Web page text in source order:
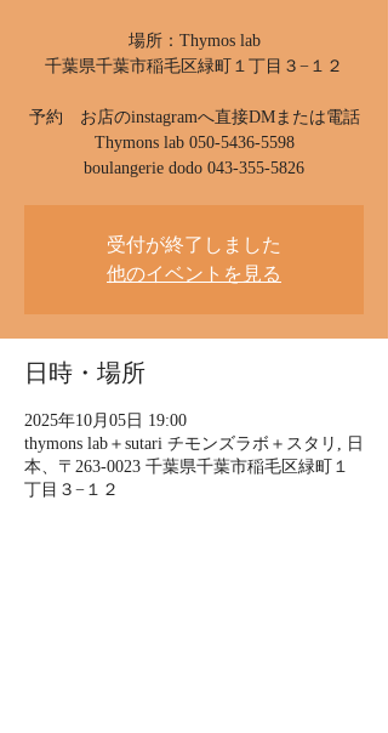
場所：Thymos lab
千葉県千葉市稲毛区緑町１丁目３−１２
予約 お店のinstagramへ直接DMまたは電話
Thymons lab 050-5436-5598
boulangerie dodo 043-355-5826
受付が終了しました
他のイベントを見る
日時・場所
2025年10月05日 19:00
thymons lab＋sutari チモンズラボ＋スタリ, 日
本、〒263-0023 千葉県千葉市稲毛区緑町１
丁目３−１２